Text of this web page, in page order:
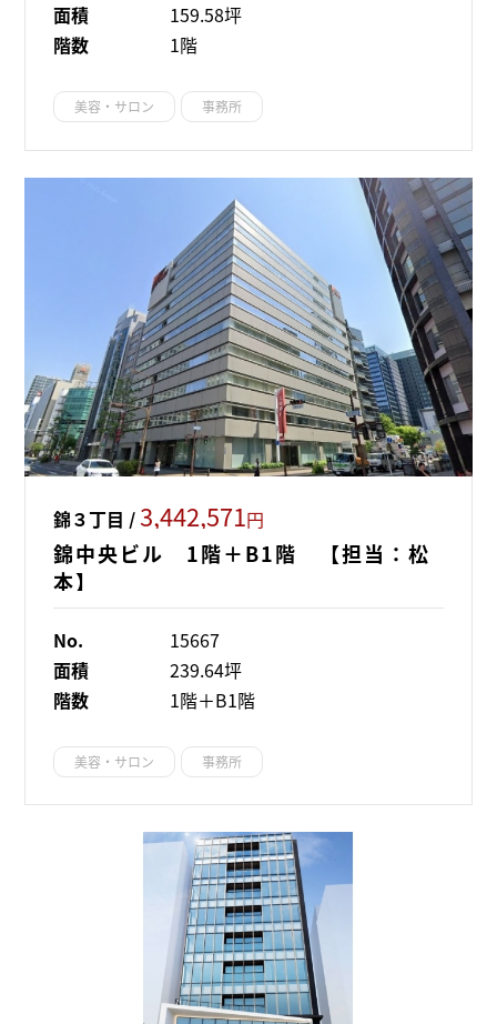
面積
159.58坪
階数
1階
美容・サロン 事務所
錦３丁目 /3,442,571円
錦中央ビル 1階＋B1階 【担当：松
本】
No.
15667
面積
239.64坪
階数
1階＋B1階
美容・サロン 事務所